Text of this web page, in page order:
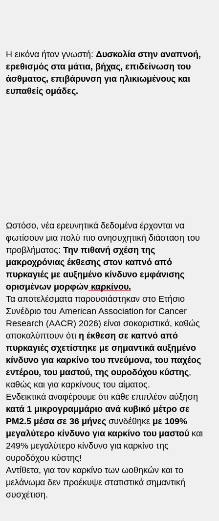
Η εικόνα ήταν γνωστή: Δυσκολία στην αναπνοή,
ερεθισμός στα μάτια, βήχας, επιδείνωση του
άσθματος, επιβάρυνση για ηλικιωμένους και
ευπαθείς ομάδες.
Ωστόσο, νέα ερευνητικά δεδομένα έρχονται να
φωτίσουν μια πολύ πιο ανησυχητική διάσταση του
προβλήματος: Την πιθανή σχέση της
μακροχρόνιας έκθεσης στον καπνό από
πυρκαγιές με αυξημένο κίνδυνο εμφάνισης
ορισμένων μορφώνκαρκίνου.
Τα αποτελέσματα παρουσιάστηκαν στο Ετήσιο
Συνέδριο του American Association for Cancer
Research (AACR) 2026) είναι σοκαριστικά, καθώς
αποκαλύπτουν ότι η έκθεση σε καπνό από
πυρκαγιές σχετίστηκε με σημαντικά αυξημένο
κίνδυνο για καρκίνο του πνεύμονα, του παχέος
εντέρου, του μαστού, της ουροδόχου κύστης,
καθώς και για καρκίνους του αίματος.
Ενδεικτικά αναφέρουμε ότι κάθε επιπλέον αύξηση
κατά 1 μικρογραμμάριο ανά κυβικό μέτρο σε
PM2.5 μέσα σε 36 μήνες συνδέθηκεμε 109%
μεγαλύτερο κίνδυνο για καρκίνο του μαστού και
249% μεγαλύτερο κίνδυνο για καρκίνο της
ουροδόχου κύστης!
Αντίθετα, για τον καρκίνο των ωοθηκών και το
μελάνωμα δεν προέκυψε στατιστικά σημαντική
συσχέτιση.